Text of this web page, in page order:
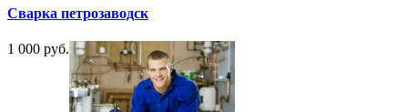
Сварка петрозаводск
1 000 руб.